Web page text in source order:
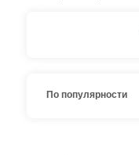
По популярности